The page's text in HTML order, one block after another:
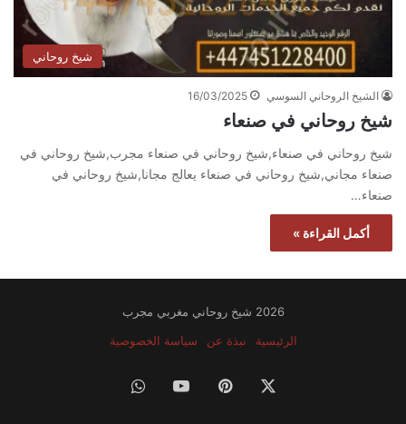
شيخ روحاني
الشيخ الروحاني السوسي 16/03/2025
شيخ روحاني في صنعاء
شيخ روحاني في صنعاء,شيخ روحاني في صنعاء مجرب,شيخ روحاني في
صنعاء مجاني,شيخ روحاني في صنعاء يعالج مجانا,شيخ روحاني في
صنعاء…
أكمل القراءة »
2026 شيخ روحاني مغربي مجرب
الرئيسية
نبذة عن سياسة الخصوصية
بينتيريست‫YouTubeواتساب